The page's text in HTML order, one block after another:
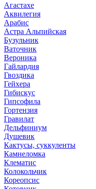
Агастахе
Аквилегия
Арабис
Астра Альпийская
Бузульник
Ваточник
Вероника
Гайлардия
Гвоздика
Гейхера
Гибискус
Гипсофила
Гортензия
Гравилат
Дельфиниум
Душевик
Кактусы, суккуленты
Камнеломка
Клематис
Колокольчик
Кореопсис